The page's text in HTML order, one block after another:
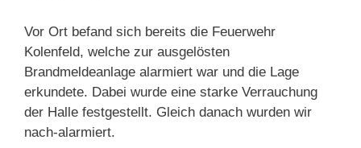
Vor Ort befand sich bereits die Feuerwehr
Kolenfeld, welche zur ausgelösten
Brandmeldeanlage alarmiert war und die Lage
erkundete. Dabei wurde eine starke Verrauchung
der Halle festgestellt. Gleich danach wurden wir
nach-alarmiert.